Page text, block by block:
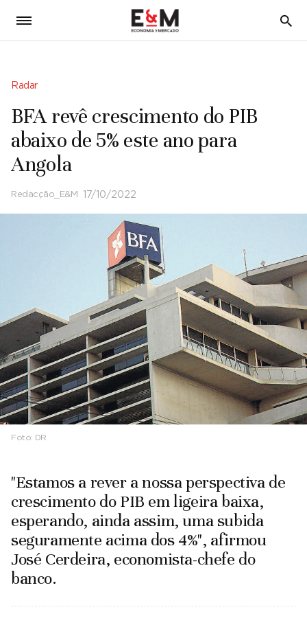
5
Radar
BFA revê crescimento do PIB
abaixo de 5% este ano para
Angola
Redacção_E&M 17/10/2022
Foto: DR
"Estamos a rever a nossa perspectiva de
crescimento do PIB em ligeira baixa,
esperando, ainda assim, uma subida
seguramente acima dos 4%", afirmou
José Cerdeira, economista-chefe do
banco.